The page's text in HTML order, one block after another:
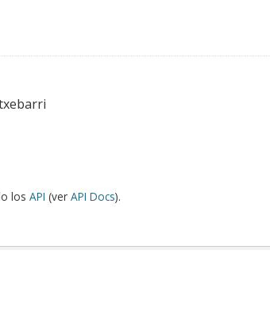
los API (ver API Docs).